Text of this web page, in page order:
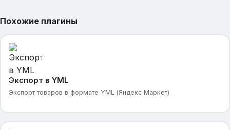
Похожие плагины
Экспорт в YML
Экспорт товаров в формате YML (Яндекс Маркет)